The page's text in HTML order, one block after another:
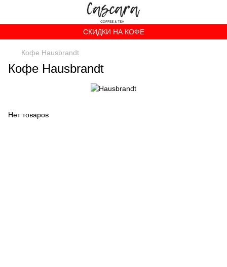
СКИДКИ НА КОФЕ
Кофе Hausbrandt
Кофе Hausbrandt
Нет товаров